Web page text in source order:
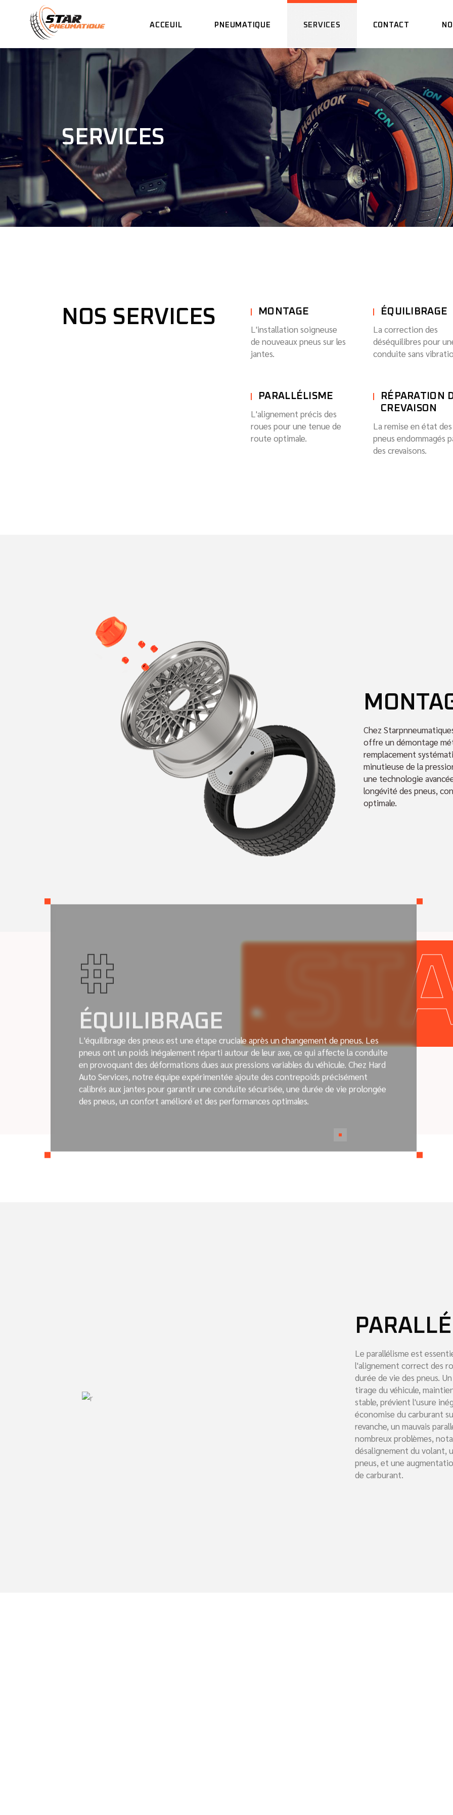
ACCEUIL PNEUMATIQUE SERVICES
MONTAGE
PARALLÉLISME
RÉPARATION
CREVAISON
EQUILIBRAGE
REDRESSAGE JANTES
CONTACT
MONTAGE
PARALLÉLISME
RÉPARATION
CREVAISON
EQUILIBRAGE
REDRESSAGE JANTES
SERVICES
NOS SERVICES MONTAGE
L'installation soigneuse
de nouveaux pneus sur les
jantes.
PARALLÉLISME
L'alignement précis des
roues pour une tenue de
route optimale.
ÉQUILIBRAGE
La correction des
déséquilibres pour
conduite sans
RÉPARATION
CREVAISON
La remise en état des
pneus endommagés
des crevaisons.
Chez
offre un démontage
remplacement
minutieuse de la
une technologie
longévité des pneus,
optimale.
#
ÉQUILIBRAGE
L'équilibrage des pneus est une étape cruciale après un changement de pneus. Les
pneus ont un poids inégalement réparti autour de leur axe, ce qui affecte la conduite
en provoquant des déformations dues aux pressions variables du véhicule. Chez Hard
Auto Services, notre équipe expérimentée ajoute des contrepoids précisément
calibrés aux jantes pour garantir une conduite sécurisée, une durée de vie prolongée
des pneus, un confort amélioré et des performances optimales.
Le parallélisme est
l'alignement correct des
durée de vie des pneus.
tirage du véhicule,
stable, prévient l'usure
économise du carburant
revanche, un mauvais
nombreux problèmes,
désalignement du volant,
pneus, et une
de carburant.